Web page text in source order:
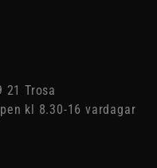
21 Trosa
kl 8.30-16 vardagar